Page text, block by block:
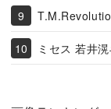
ミセス 若井